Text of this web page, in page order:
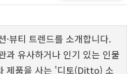
·뷰티 트렌드를 소개합니다.
과 유사하거나 인기 있는 인물
제품을 사는 '디토(Ditto) 소